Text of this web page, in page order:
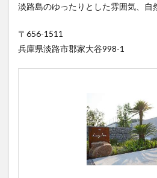
淡路島のゆったりとした雰囲気、自
〒656-1511
兵庫県淡路市郡家大谷998-1